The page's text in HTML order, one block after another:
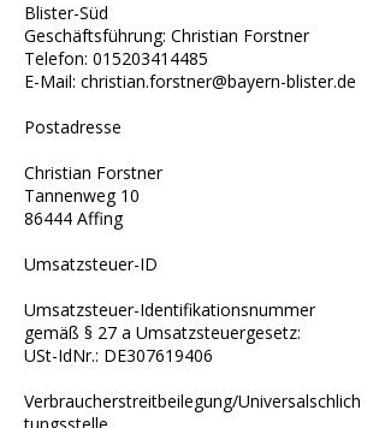
Blister-Süd
Geschäftsführung: Christian Forstner
Telefon: 015203414485
E-Mail: christian.forstner@bayern-blister.de
Postadresse
Christian Forstner
Tannenweg 10
86444 Affing
Umsatzsteuer-ID
Umsatzsteuer-Identifikationsnummer
gemäß § 27 a Umsatzsteuergesetz:
USt-IdNr.: DE307619406
Verbraucherstreitbeilegung/Universalschlich